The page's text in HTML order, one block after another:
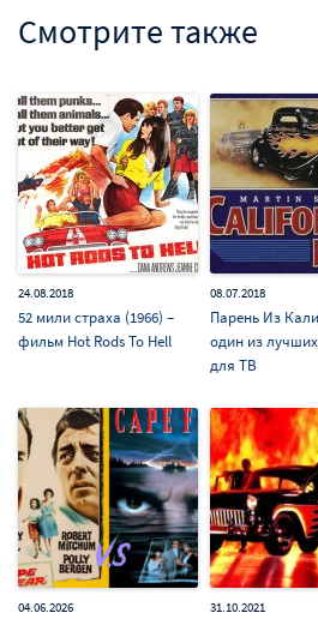
Смотрите также
24.08.2018
52 мили страха (1966) –
фильм Hot Rods To Hell
08.07.2018
Парень Из
один из
для ТВ
04.06.2026 31.10.2021